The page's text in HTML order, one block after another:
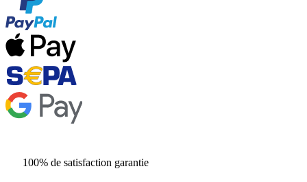
100% de satisfaction garantie